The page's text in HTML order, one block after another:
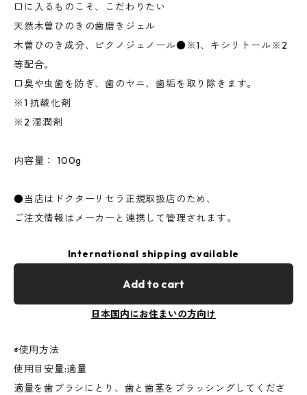
口に入るものこそ、こだわりたい
天然木曽ひのきの歯磨きジェル
木曽ひのき成分、ピクノジェノール●※1、キシリトール※2
等配合。
口臭や虫歯を防ぎ、歯のヤニ、歯垢を取り除きます。
※1 抗酸化剤
※2 湿潤剤
内容量： 100g
●当店はドクターリセラ正規取扱店のため、
ご注文情報はメーカーと連携して管理されます。
International shipping available
Add to cart
日本国内にお住まいの方向け
◉使用方法
使用目安量:適量
適量を歯ブラシにとり、歯と歯茎をブラッシングしてくださ